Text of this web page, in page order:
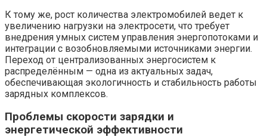
К тому же, рост количества электромобилей ведет к
увеличению нагрузки на электросети, что требует
внедрения умных систем управления энергопотоками и
интеграции с возобновляемыми источниками энергии.
Переход от централизованных энергосистем к
распределённым — одна из актуальных задач,
обеспечивающая экологичность и стабильность работы
зарядных комплексов.
Проблемы скорости зарядки и
энергетической эффективности